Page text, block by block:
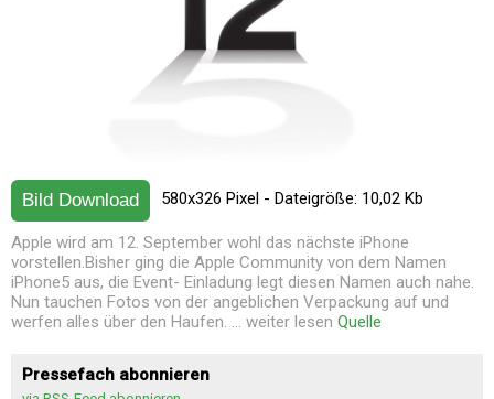
Bild Download 580x326 Pixel - Dateigröße: 10,02 Kb
Apple wird am 12. September wohl das nächste iPhone
vorstellen.Bisher ging die Apple Community von dem Namen
iPhone5 aus, die Event- Einladung legt diesen Namen auch nahe.
Nun tauchen Fotos von der angeblichen Verpackung auf und
werfen alles über den Haufen. ... weiter lesen Quelle
Pressefach abonnieren